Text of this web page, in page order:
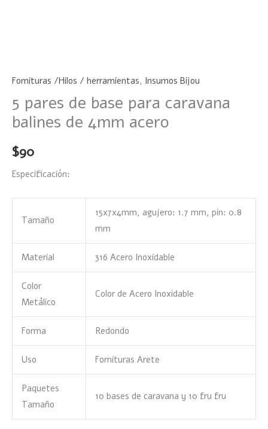
Fornituras /Hilos / herramientas, Insumos Bijou
5 pares de base para caravana
balines de 4mm acero
$90
Especificación:
Tamaño
15x7x4mm, agujero: 1.7 mm, pin: 0.8
mm
Material 316 Acero Inoxidable
Color
Metálico
Color de Acero Inoxidable
Forma Redondo
Uso Fornituras Arete
Paquetes
Tamaño
10 bases de caravana y 10 fru fru